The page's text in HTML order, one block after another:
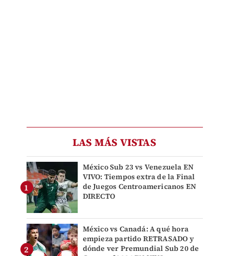
LAS MÁS VISTAS
México Sub 23 vs Venezuela EN
VIVO: Tiempos extra de la Final
de Juegos Centroamericanos EN
DIRECTO
México vs Canadá: A qué hora
empieza partido RETRASADO y
dónde ver Premundial Sub 20 de